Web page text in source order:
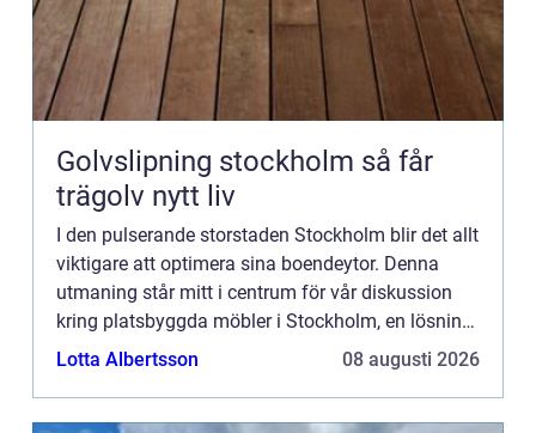
Golvslipning stockholm så får
trägolv nytt liv
I den pulserande storstaden Stockholm blir det allt
viktigare att optimera sina boendeytor. Denna
utmaning står mitt i centrum för vår diskussion
kring platsbyggda möbler i Stockholm, en lösning
som kombinerar funktionalite...
Lotta Albertsson 08 augusti 2026